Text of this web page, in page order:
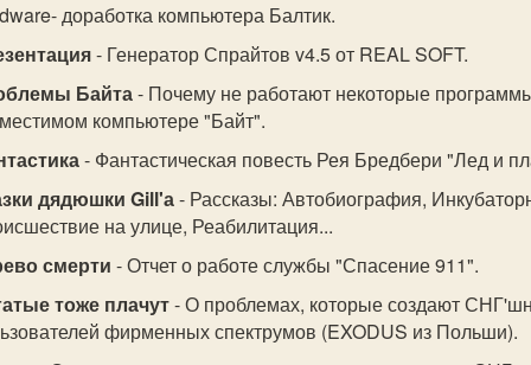
доработка компьютера Балтик.
- Генератор Спрайтов v4.5 от REAL SOFT.
Байта- Почему не работают некоторые
компьютере "Байт".
- Фантастическая повесть Рея Бредбери "Лед и
дядюшки Gill'а- Рассказы: Автобиография,
на улице, Реабилитация...
смерти - Отчет о работе службы "Спасение 911".
тоже плачут- О проблемах, которые создают
фирменных спектрумов (EXODUS из Польши).